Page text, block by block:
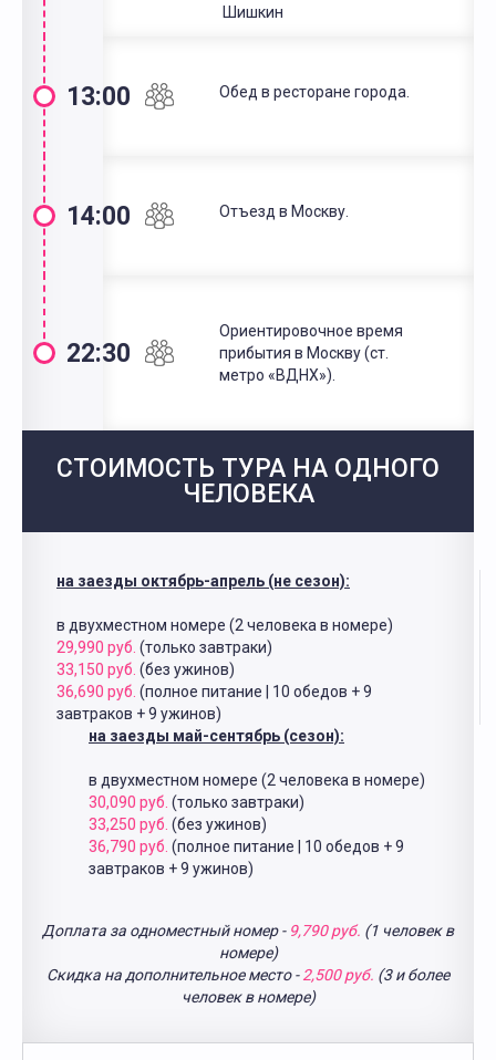
Шишкин
13:00 Обед в ресторане города.
14:00 Отъезд в Москву.
22:30
Ориентировочное время
прибытия в Москву (ст.
метро «ВДНХ»).
СТОИМОСТЬ ТУРА НА ОДНОГО
ЧЕЛОВЕКА
на заезды октябрь-апрель (не сезон):
в двухместном номере (2 человека в номере)
29,990 руб. (только завтраки)
33,150 руб. (без ужинов)
36,690 руб. (полное питание | 10 обедов + 9
завтраков + 9 ужинов)
на заезды май-сентябрь (сезон):
в двухместном номере (2 человека в номере)
30,090 руб. (только завтраки)
33,250 руб. (без ужинов)
36,790 руб. (полное питание | 10 обедов + 9
завтраков + 9 ужинов)
Доплата за одноместный номер - 9,790 руб. (1 человек в
номере)
Скидка на дополнительное место -2,500 руб. (3 и более
человек в номере)